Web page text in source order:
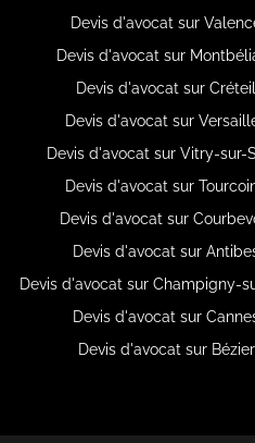
Devis d'avocat sur
Devis d'avocat sur
Devis d'avocat sur
Devis d'avocat sur
Devis d'avocat sur Vitry-sur-
Devis d'avocat sur
Devis d'avocat sur
Devis d'avocat sur
Devis d'avocat sur Champigny-
Devis d'avocat sur
Devis d'avocat sur